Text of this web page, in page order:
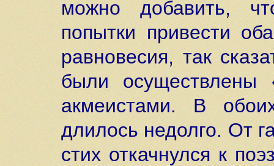
можно добавить,
попытки привести
равновесия, так
были осуществлены
акмеистами. В
длилось недолго. От
стих откачнулся к